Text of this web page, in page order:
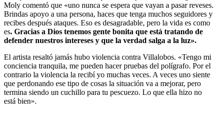
Moly comentó que «uno nunca se espera que vayan a pasar reveses.
Brindas apoyo a una persona, haces que tenga muchos seguidores y
recibes después ataques. Eso es desagradable, pero la vida es como
es. Gracias a Dios tenemos gente bonita que está tratando de
defender nuestros intereses y que la verdad salga a la luz».
El artista resaltó jamás hubo violencia contra Villalobos. «Tengo mi
conciencia tranquila, me pueden hacer pruebas del polígrafo. Por el
contrario la violencia la recibí yo muchas veces. A veces uno siente
que perdonando ese tipo de cosas la situación va a mejorar, pero
termina siendo un cuchillo para tu pescuezo. Lo que ella hizo no
está bien».